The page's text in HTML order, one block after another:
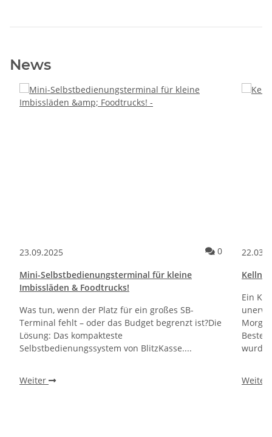
News
23.09.2025 Kommentare
0
Mini-Selbstbedienungsterminal für kleine
Imbissläden & Foodtrucks!
Was tun, wenn der Platz für ein großes SB-
Terminal fehlt – oder das Budget begrenzt ist?Die
Lösung: Das kompakteste
Selbstbedienungssystem von BlitzKasse....
Weiter
Ein
Weiter